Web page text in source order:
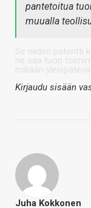
pantetoitua
muualla
Kirjaudu sisään
Juha Kokkonen